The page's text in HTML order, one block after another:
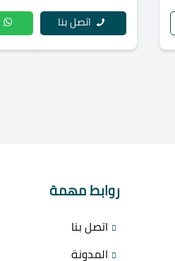
اتصل بنا
روابط مهمة
اتصل بنا
المدونة